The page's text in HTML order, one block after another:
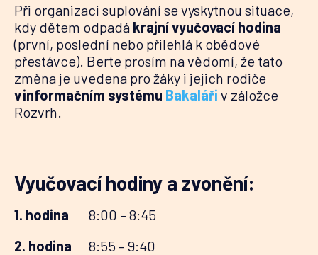
Při organizaci suplování se vyskytnou situace,
kdy dětem odpadá krajní vyučovací hodina
(první, poslední nebo přilehlá k obědové
přestávce). Berte prosím na vědomí, že tato
změna je uvedena pro žáky i jejich rodiče
v informačním systému Bakaláři v záložce
Rozvrh.
Vyučovací hodiny a zvonění:
1. hodina‌
2. hodina 8:55 – 9:40